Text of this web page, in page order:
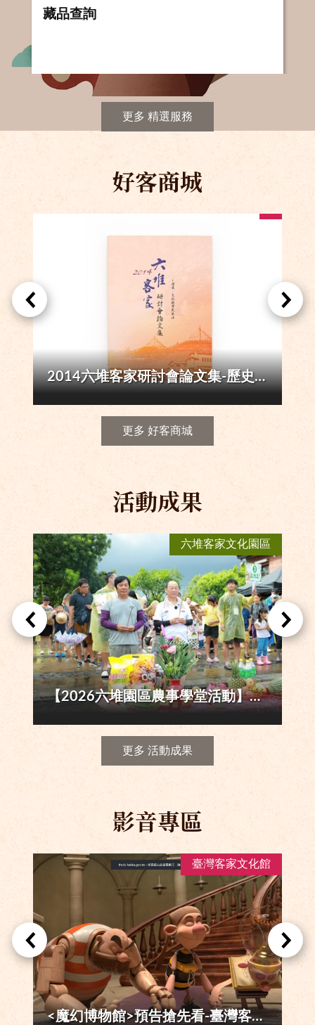
好客商城
更多 精選服務
好客商城
〔彭家祠堂〕彩磁系列吸油面紙
更多 好客商城
活動成果
六堆客家文化園區
跨越、交融與新聲：2026六堆文化資產與地方社會研討會
更多 活動成果
影音專區
臺灣客家文化館
<托尼與魯道夫>預告搶先看-臺灣客家文化館好客劇場115年下半年度3D新片上映